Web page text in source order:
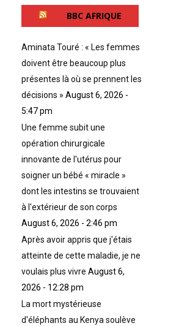
restés indifférents à la mort de
leur maître, leur ancien
bourreau, le président français
Jacques Chirac : Lorsque la
nouvelle a été annoncée, ils se
sont immédiatement
approprié l’événement au
point de s’approprier le deuil,
(alors que le président
zimbabwéen Robert Mugabe
est décédé peu de temps
Noirs/Africains afficher le
même enthousiasme qu’ils
avaient montré à la mort de
leur maître Chirac); « Pourquoi
un président français
Blanc/Européen est-il plus
important qu’un président
Noir/Africain/Zimbabwéen ? »
… (VIDÉO)
BBC AFRIQUE
Aminata Touré : « Les femmes
doivent être beaucoup plus
présentes là où se prennent les
décisions » August 6, 2026 -
5:47 pm
Une femme subit une
opération chirurgicale
innovante de l'utérus pour
soigner un bébé « miracle »
dont les intestins se trouvaient
à l'extérieur de son corps
August 6, 2026 - 2:46 pm
Après avoir appris que j'étais
atteinte de cette maladie, je ne
voulais plus vivre August 6,
2026 - 12:28 pm
La mort mystérieuse
d'éléphants au Kenya soulève